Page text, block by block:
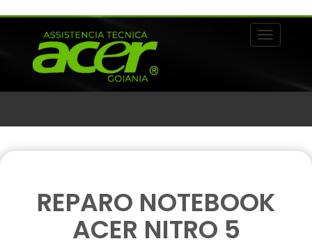
Alternar
REPARO NOTEBOOK
ACER NITRO 5